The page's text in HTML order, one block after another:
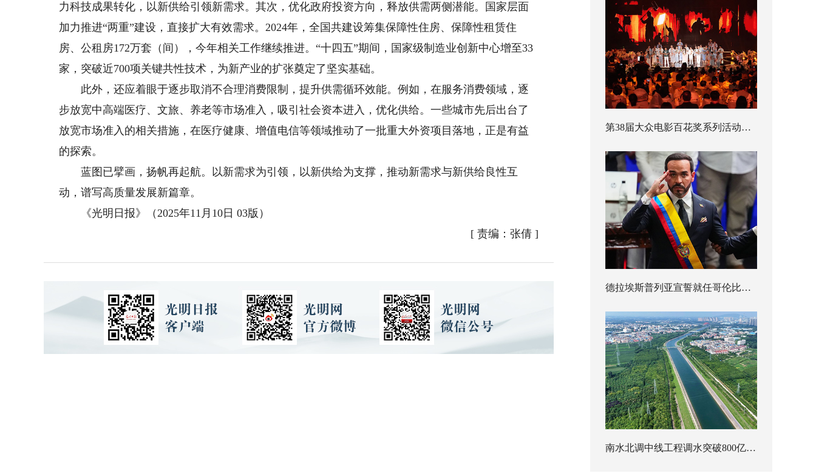
力科技成果转化，以新供给引领新需求。其次，优化政府投资方向，释放供需两侧潜能。国家层面
加力推进“两重”建设，直接扩大有效需求。2024年，全国共建设筹集保障性住房、保障性租赁住
房、公租房172万套（间），今年相关工作继续推进。“十四五”期间，国家级制造业创新中心增至33
家，突破近700项关键共性技术，为新产业的扩张奠定了坚实基础。
此外，还应着眼于逐步取消不合理消费限制，提升供需循环效能。例如，在服务消费领域，逐
步放宽中高端医疗、文旅、养老等市场准入，吸引社会资本进入，优化供给。一些城市先后出台了
放宽市场准入的相关措施，在医疗健康、增值电信等领域推动了一批重大外资项目落地，正是有益
的探索。
蓝图已擘画，扬帆再起航。以新需求为引领，以新供给为支撑，推动新需求与新供给良性互
动，谱写高质量发展新篇章。
《光明日报》（2025年11月10日 03版）
[ 责编：张倩]
第38届大众电影百花奖系列活动开幕
德拉埃斯普列亚宣誓就任哥伦比亚总统
南水北调中线工程调水突破800亿立方米